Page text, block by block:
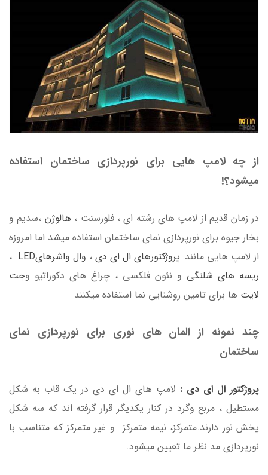
از چه لامپ هایی برای نورپردازی ساختمان استفاده
میشود؟!
در زمان قدیم از لامپ های رشته ای ، فلورسنت ، هالوژن ،سدیم و
بخار جیوه برای نورپردازی نمای ساختمان استفاده میشد اما امروزه
از لامپ هایی مانند: پروژکتورهای ال ای دی ، وال واشرهایLED
،
ریسه های شلنگی و نئون فلکسی ، چراغ های دکوراتیو وجت
لایت ها برای تامین روشنایی نما استفاده میکنند
چند نمونه از المان های نوری برای نورپردازی نمای
ساختمان
پروژکتور ال ای دی : لامپ های ال ای دی در یک قاب به شکل
مستطیل ، مربع وگرد در کنار یکدیگر قرار گرفته اند که سه شکل
پخش نور دارند.متمرکز، نیمه متمرکز و غیر متمرکز که متناسب با
نورپردازی مد نظر ما تعیین میشود.